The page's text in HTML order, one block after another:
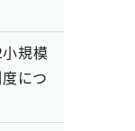
規模
につ